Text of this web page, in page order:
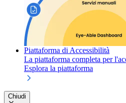
Piattaforma di Accessibilità
La piattaforma completa per
Esplora la piattaforma
Chiudi